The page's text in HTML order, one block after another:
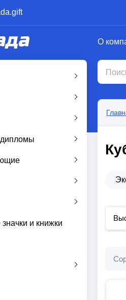
О
и книжки